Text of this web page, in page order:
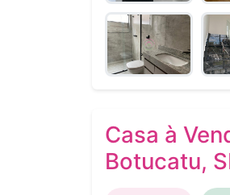
Casa à
Botucatu,